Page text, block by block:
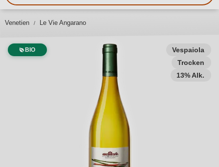
Venetien Le Vie Angarano
Vespaiola
Trocken
13% Alk.
BIO
Sie suchen – ob nach Geschmack,
Region, Winzer oder anderen